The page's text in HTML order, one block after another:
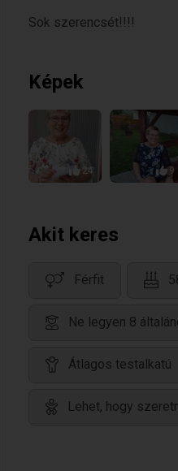
Sok szerencsét!!!!
Képek
24 9
Akit keres
Férfit
Ne legyen 8
Átlagos testalkatú
Lehet, hogy